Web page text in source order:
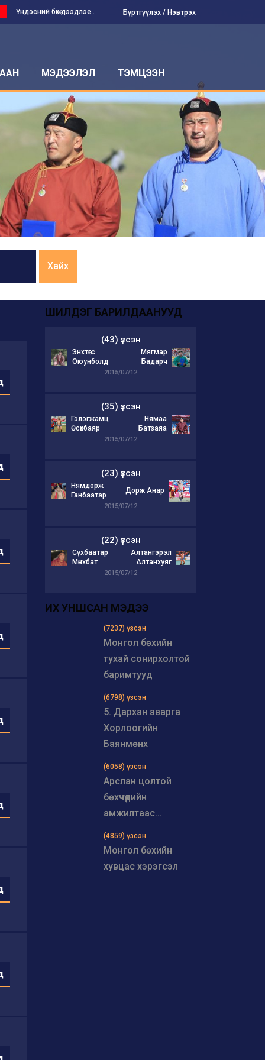
МЭДЭЭЛЭЛ ТЭМЦЭЭН
Үндэсний бөхөө дээдлэе.. Бүртгүүлэх Нэвтрэх
Хайх
ШИЛДЭГ БАРИЛДААНУУД
(43) үзсэн
Энхтөгс
Оюунболд
Мягмар
Бадарч
2015/07/12
(35) үзсэн
Гэлэгжамц
Өсөхбаяр
Нямаа
Батзаяа
2015/07/12
(23) үзсэн
Нямдорж
Ганбаатар
Дорж Анар
2015/07/12
(22) үзсэн
Сүхбаатар
Мөнхбат
Алтангэрэл
Алтанхуяг
2015/07/12
ИХ УНШСАН МЭДЭЭ
(7237) үзсэн
Монгол бөхийн
тухай сонирхолтой
баримтууд
(6798) үзсэн
5. Дархан аварга
Хорлоогийн
Баянмөнх
(6058) үзсэн
Арслан цолтой
бөхчүүдийн
амжилтаас...
(4859) үзсэн
Монгол бөхийн
хувцас хэрэгсэл